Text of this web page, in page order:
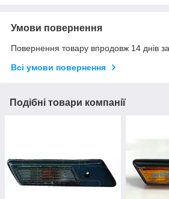
Умови повернення
Повернення товару впродовж 14 днів
Всі умови повернення
Подібні товари компанії